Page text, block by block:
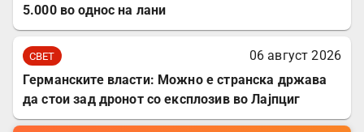
5.000 во однос на лани
СВЕТ
06 август 2026
Германските власти: Можно е странска држава
да стои зад дронот со експлозив во Лајпциг